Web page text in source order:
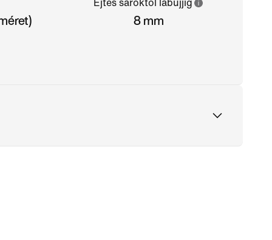
Ejtés saroktól lábujjig
8 mm